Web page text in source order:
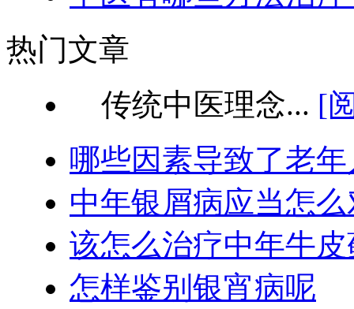
热门文章
传统中医理念... [
哪些因素导致了老
中年银屑病应当怎
该怎么治疗中年牛
怎样鉴别银宵病呢